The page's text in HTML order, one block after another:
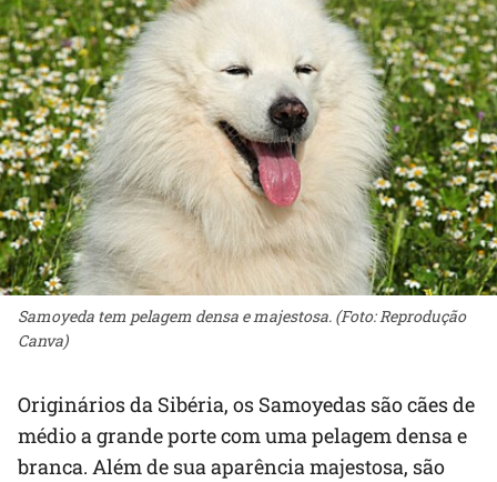
Samoyeda tem pelagem densa e majestosa. (Foto: Reprodução
Canva)
Originários da Sibéria, os Samoyedas são cães de
médio a grande porte com uma pelagem densa e
branca. Além de sua aparência majestosa, são